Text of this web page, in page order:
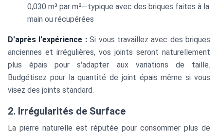
0,030 m³ par m²—typique avec des briques faites à la
main ou récupérées
D'après l'expérience :Si vous travaillez avec des briques
anciennes et irrégulières, vos joints seront naturellement
plus épais pour s'adapter aux variations de taille.
Budgétisez pour la quantité de joint épais même si vous
visez des joints standard.
2. Irrégularités de Surface
La pierre naturelle est réputée pour consommer plus de